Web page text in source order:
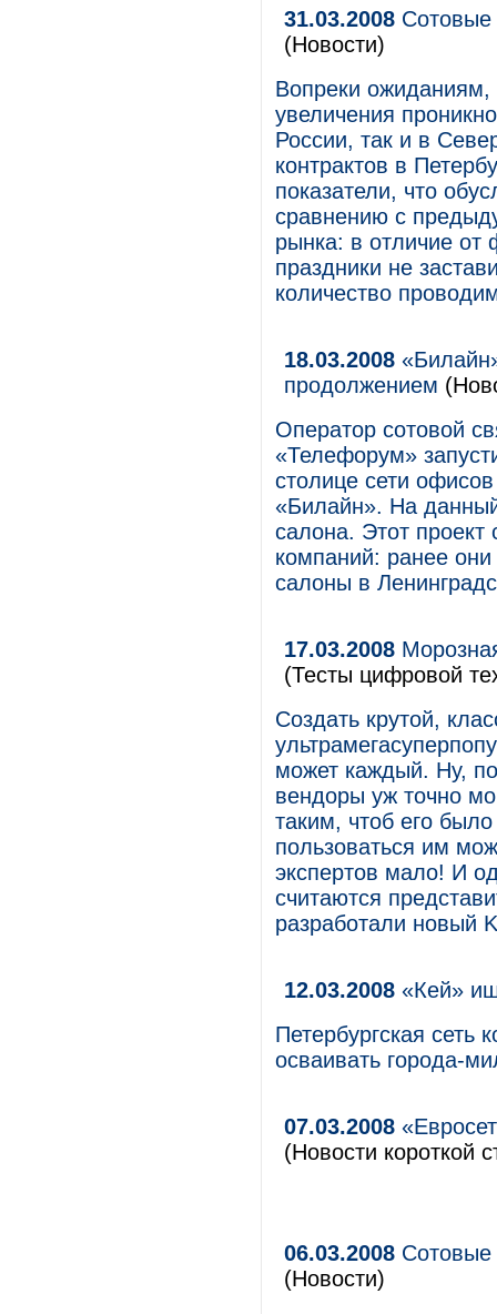
31.03.2008 Сотовые
(Новости)
Вопреки ожиданиям,
увеличения
России, так и в
контрактов в
показатели, что
сравнению с
рынка: в отличие
праздники не
количество
18.03.2008
продолжением
Оператор сотовой
«Телефорум»
столице сети
«Билайн». На
салона. Этот проект
компаний: ранее
салоны в
17.03.2008
(Тесты цифровой
Создать крутой,
может каждый. Ну,
вендоры уж точно
таким, чтоб его
пользоваться им
экспертов мало! И
считаются
разработали новый
12.03.2008 «Кей»
Петербургская сеть
осваивать города-
07.03.2008
(Новости короткой
06.03.2008 Сотовые
(Новости)